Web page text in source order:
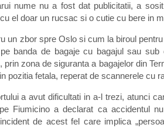
nume nu a fost dat publicitatii, a
el doar un rucsac si o cutie cu bere in
un zbor spre Oslo si cum la biroul
banda de bagaje cu bagajul sau
zona de siguranta a bagajelor din
pozitia fetala, reperat de scannerele cu
a avut dificultati in a-l trezi, atunci
Fiumicino a declarat ca accidentul
de acest fel care implica